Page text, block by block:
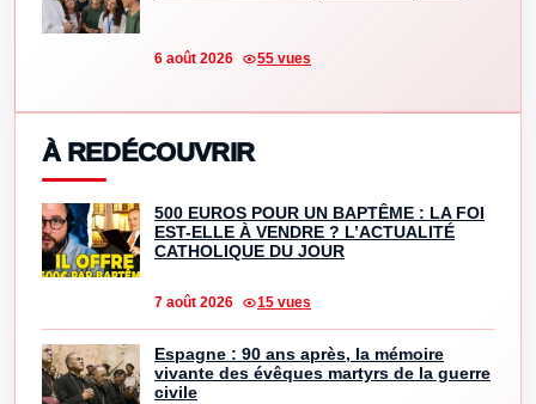
6 août 2026 55 vues
À REDÉCOUVRIR
500 EUROS POUR UN BAPTÊME : LA FOI
EST-ELLE À VENDRE ? L’ACTUALITÉ
CATHOLIQUE DU JOUR
7 août 2026 15 vues
Espagne : 90 ans après, la mémoire
vivante des évêques martyrs de la guerre
civile